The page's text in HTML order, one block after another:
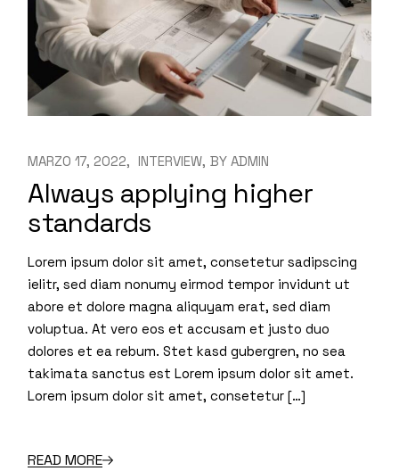
MARZO 17, 2022 INTERVIEW BY ADMIN
Always applying higher
standards
Lorem ipsum dolor sit amet, consetetur sadipscing
ielitr, sed diam nonumy eirmod tempor invidunt ut
abore et dolore magna aliquyam erat, sed diam
voluptua. At vero eos et accusam et justo duo
dolores et ea rebum. Stet kasd gubergren, no sea
takimata sanctus est Lorem ipsum dolor sit amet.
Lorem ipsum dolor sit amet, consetetur […]
READ MORE